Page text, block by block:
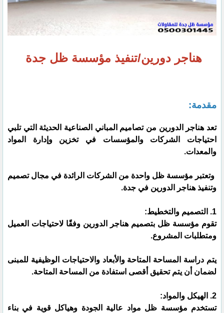
هناجر دورين/تنفيذ مؤسسة ظل جدة
مقدمة:
تعد هناجر الدورين من تصاميم المباني الصناعية الحديثة التي تلبي
احتياجات الشركات والمؤسسات في تخزين وإدارة المواد
والمعدات.
وتعتبر مؤسسة ظل واحدة من الشركات الرائدة في مجال تصميم
وتنفيذ هناجر الدورين في جدة.
1. التصميم والتخطيط:
تقوم مؤسسة ظل بتصميم هناجر الدورين وفقًا لاحتياجات العميل
ومتطلبات المشروع.
يتم دراسة المساحة المتاحة والأبعاد والاحتياجات الوظيفية للمبنى
لضمان أن يتم تحقيق أقصى استفادة من المساحة المتاحة.
2. الهيكل والمواد:
تستخدم مؤسسة ظل مواد عالية الجودة وهياكل قوية في بناء